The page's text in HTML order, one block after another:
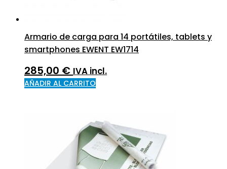
Armario de carga para 14 portátiles, tablets y
smartphones EWENT EW1714
285,00 € IVA incl.
AÑADIR AL CARRITO